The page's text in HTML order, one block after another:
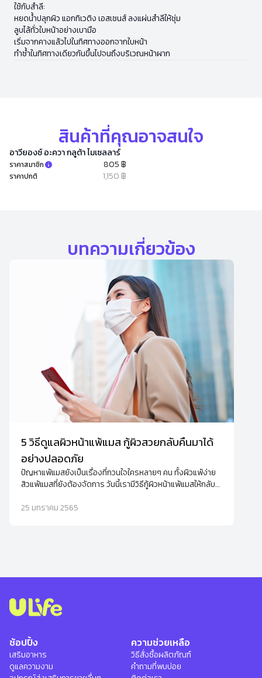
ใช้กับสำลี:
หยดน้ำปลุกผิว แอกทิเวติง เอสเซนส์ ลงแผ่นสำลีให้ชุ่ม
ลูบไล้ทั่วใบหน้าอย่างเบามือ
เริ่มจากคางแล้วไปในทิศทางออกจากใบหน้า
ทำซ้ำในทิศทางเดียวกันขึ้นไปจนถึงบริเวณหน้าผาก
สินค้าที่คุณอาจสนใจ
อาวียองซ์ อะควา กลูต้า ไมเซลลาร์
ราคาสมาชิก 805 ฿
ราคาปกติ 1,150 ฿
บทความเกี่ยวข้อง
5 วิธีดูแลผิวหน้าแพ้แมส กู้ผิวสวยกลับคืนมาได้
อย่างปลอดภัย
ปัญหาแพ้แมสยังเป็นเรื่องที่กวนใจใครหลายๆ คน ทั้งผิวแพ้ง่าย
สิวแพ้แมสที่ยังต้องจัดการ วันนี้เรามีวิธีกู้ผิวหน้าแพ้แมสให้กลับ
25 มกราคม 2565
ช้อปปิ้ง
เสริมอาหาร
ดูแลความงาม
ความช่วยเหลือ
วิธีสั่งซื้อผลิตภัณฑ์
คำถามที่พบบ่อย